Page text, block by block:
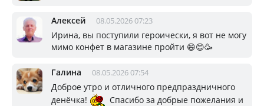
Алексей 08.05.2026 07:23
Ирина, вы поступили героически, я вот не могу
мимо конфет в магазине пройти 😄😊🥳
Галина 08.05.2026 07:54
Доброе утро и отличного предпраздничного
денёчка!
Спасибо за добрые пожелания и